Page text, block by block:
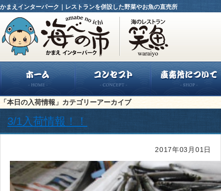
かまえインターパーク｜レストランを併設した野菜やお魚の直売所
「本日の入荷情報」カテゴリーアーカイブ
3/1入荷情報！！
2017年03月01日